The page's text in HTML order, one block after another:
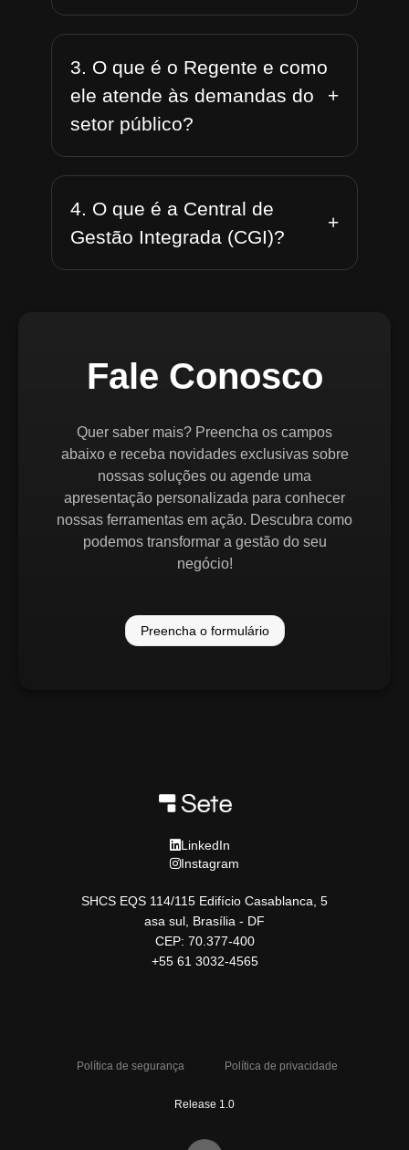
3. O que é o Regente e como
ele atende às demandas do
setor público?
+
4. O que é a Central de
Gestão Integrada (CGI)?
+
Fale Conosco
Quer saber mais? Preencha os campos
abaixo e receba novidades exclusivas sobre
nossas soluções ou agende uma
apresentação personalizada para conhecer
nossas ferramentas em ação. Descubra como
podemos transformar a gestão do seu
negócio!
Preencha o formulário
LinkedIn
Instagram
SHCS EQS 114/115 Edifício Casablanca, 5
asa sul, Brasília - DF
CEP: 70.377-400
+55 61 3032-4565
Política de segurança Política de privacidade
Release 1.0